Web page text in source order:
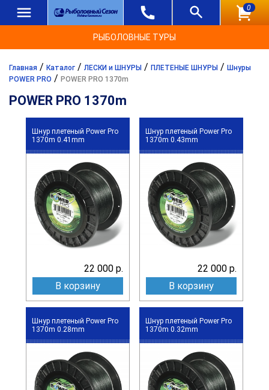
0
РЫБОЛОВНЫЕ ТУРЫ
Главная / Каталог / ЛЕСКИ и ШНУРЫ / ПЛЕТЕНЫЕ ШНУРЫ / Шнуры
POWER PRO / POWER PRO 1370m
POWER PRO 1370m
Шнур плетеный Power Pro
1370m 0.41mm
22 000 р.
В корзину
Шнур плетеный Power Pro
1370m 0.43mm
22 000 р.
В корзину
Шнур плетеный Power Pro
1370m 0.28mm
Шнур плетеный Power Pro
1370m 0.32mm